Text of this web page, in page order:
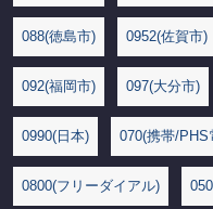
088(徳島市) 0952(佐賀市)
092(福岡市) 097(大分市)
0990(日本) 070(携帯/PHS
0800(フリーダイアル)